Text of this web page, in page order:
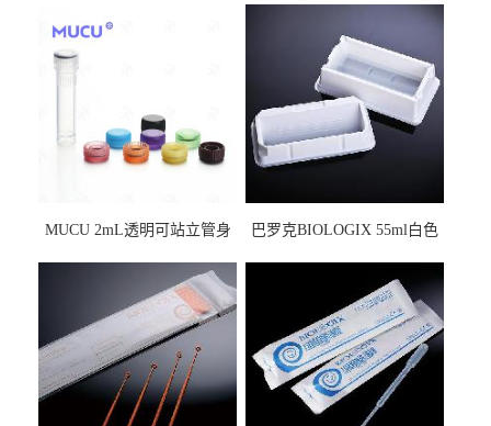
MUCU 2mL透明可站立管身
巴罗克BIOLOGIX 55ml白色
马射线灭菌25-0051